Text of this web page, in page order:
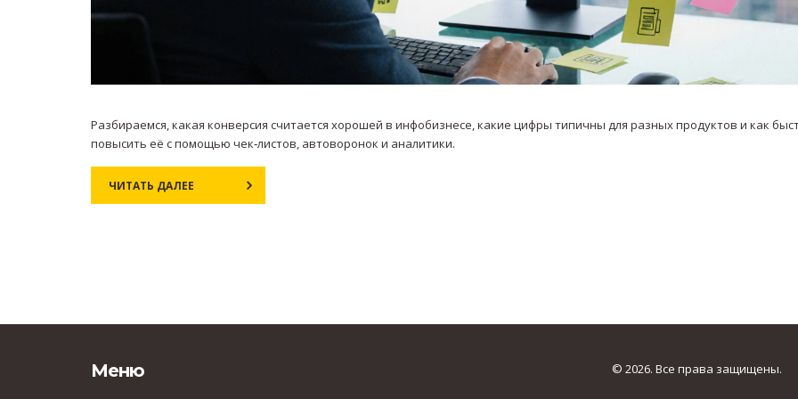
Разбираемся, какая конверсия считается хорошей в инфобизнесе, какие цифры типичны для разных продуктов и как
повысить её с помощью чек‑листов, автоворонок и аналитики.
ЧИТАТЬ ДАЛЕЕ
Меню © 2026. Все права защищены.